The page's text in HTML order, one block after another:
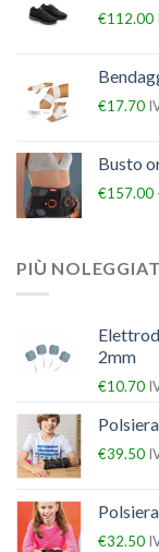
€112.00
€17.70
Busto
€157.00
PIÙ
2mm
€10.70
€39.50
€32.50